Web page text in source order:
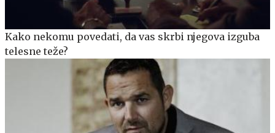
Kako nekomu povedati, da vas skrbi njegova izguba
telesne teže?